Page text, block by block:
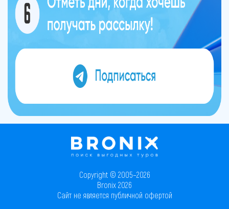
Copyright © 2005–2026
Bronix 2026
Сайт не является публичной офертой